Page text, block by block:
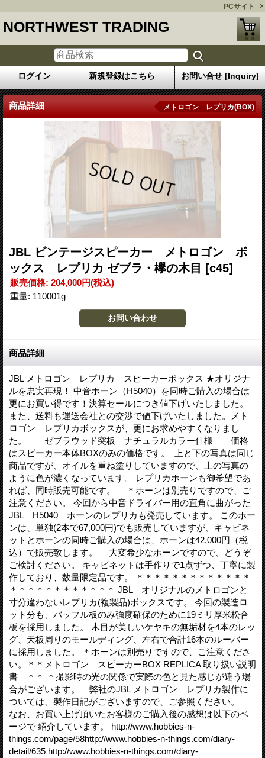
PCサイト
NORTHWEST TRADING
ログイン 新規登録はこちら お問い合せ [Inquiry]
商品詳細 メトロゴン レプリカ(BOX)
JBL ビンテージスピーカー メトロゴン ボ
ックス レプリカ ゼブラ・欅の木目
[c45]
販売価格: 204,000円(税込)
重量: 110001g
商品詳細
JBL メトロゴン レプリカ スピーカーボックス ★オリジナ
ルを忠実再現！ 中音ホーン（H5040）を同時ご購入の場合は
更にお買い得です！決算セールにつき値下げいたしました。
また、送料も運送会社との交渉で値下げいたしました。メト
ロゴン レプリカボックスが、更にお求めやすくなりまし
た。 ゼブラウッド突板 ナチュラルカラー仕様 価格
はスピーカー本体BOXのみの価格です。 上と下の写真は同じ
商品ですが、オイルを重ね塗りしていますので、上の写真の
ように色が濃くなっています。 レプリカホーンも御希望であ
れば、同時販売可能です。 ＊ホーンは別売りですので、ご
注意ください。 今回から中音ドライバー用の直角に曲がった
JBL H5040 ホーンのレプリカも発売しています。 このホー
ンは、単独(2本で67,000円)でも販売していますが、キャビネ
ットとホーンの同時ご購入の場合は、ホーンは42,000円（税
込）で販売致します。 大変希少なホーンですので、どうぞ
ご検討ください。 キャビネットは手作りで1点ずつ、丁寧に製
作しており、数量限定品です。 ＊＊＊＊＊＊＊＊＊＊＊＊＊
＊＊＊＊＊＊＊＊＊＊＊＊ JBL オリジナルのメトロゴンと
寸分違わないレプリカ(複製品)ボックスです。 今回の製造ロ
ット分も、バッフル板のみ強度確保のために19ミリ厚米松合
板を採用しました。 木目が美しいケヤキの無垢材を4本のレッ
グ、天板周りのモールディング、左右で合計16本のルーバー
に採用しました。 ＊ホーンは別売りですので、ご注意くださ
い。＊＊メトロゴン スピーカーBOX REPLICA 取り扱い説明
書 ＊＊ ＊撮影時の光の関係で実際の色と見た感じが違う場
合がございます。 弊社のJBL メトロゴン レプリカ製作に
ついては、製作日記がございますので、ご参照ください。
なお、お買い上げ頂いたお客様のご購入後の感想は以下のペ
ージで 紹介しています。 http://www.hobbies-n-
things.com/page/58http://www.hobbies-n-things.com/diary-
detail/635 http://www.hobbies-n-things.com/diary-